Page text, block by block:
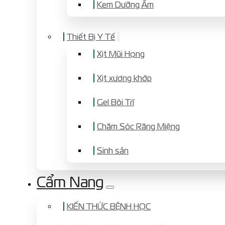
Kem Dưỡng Ẩm
Thiết Bị Y Tế
Xịt Mũi Họng
Xịt xương khớp
Gel Bôi Trĩ
Chăm Sóc Răng Miệng
Sinh sản
Cẩm Nang
KIẾN THỨC BỆNH HỌC